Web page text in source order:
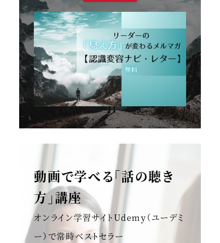
動画で学べる「話の聴き
方」講座
オンライン学習サイトUdemy（ユーデミ
ー）で常時ベストセラー